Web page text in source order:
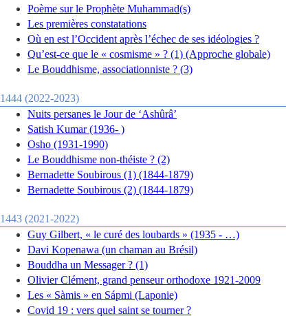
Poème sur le Prophète Muhammad(s)
Les premières constatations
Où en est l’Occident après l’échec de ses idéologies ?
Qu’est-ce que le « cosmisme » ? (1) (Approche globale)
Le Bouddhisme, associationniste ? (3)
1444 (2022-2023)
Nuits persanes le Jour de ‘Ashûrâ’
Satish Kumar (1936- )
Osho (1931-1990)
Le Bouddhisme non-théiste ? (2)
Bernadette Soubirous (1) (1844-1879)
Bernadette Soubirous (2) (1844-1879)
1443 (2021-2022)
Guy Gilbert, « le curé des loubards » (1935 - …)
Davi Kopenawa (un chaman au Brésil)
Bouddha un Messager ? (1)
Olivier Clément, grand penseur orthodoxe 1921-2009
Les « Sàmis » en Sápmi (Laponie)
Covid 19 : vers quel saint se tourner ?